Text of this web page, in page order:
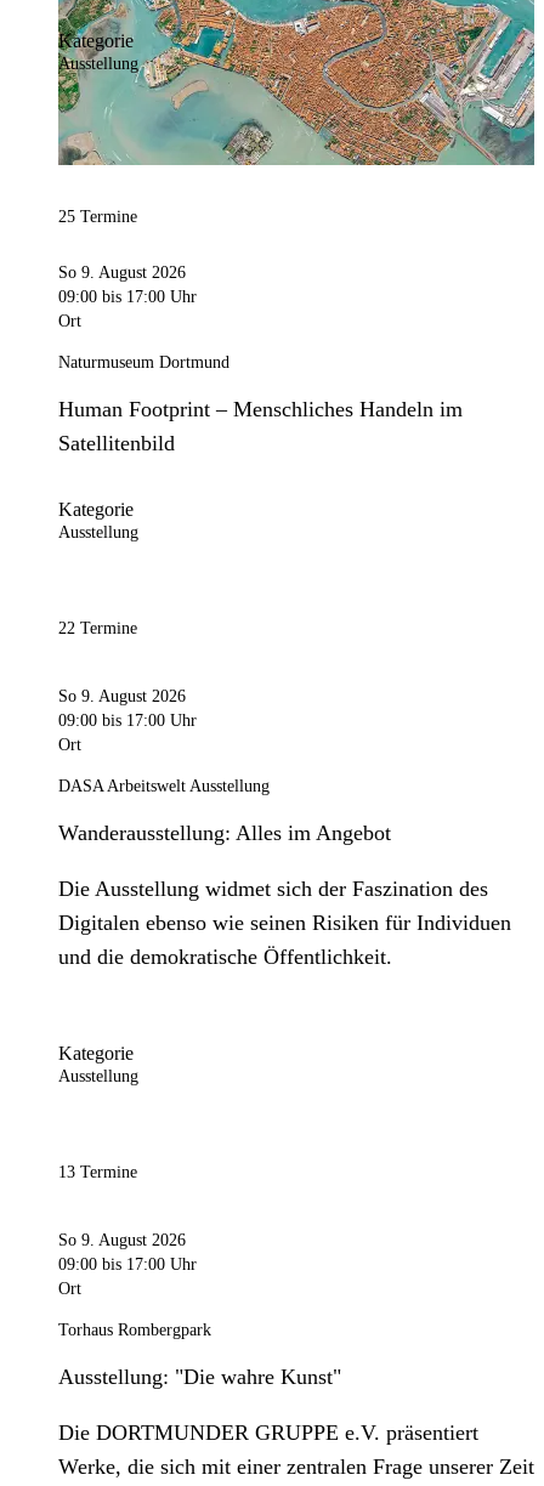
Kategorie
Ausstellung
25 Termine
So 9. August 2026
09:00 bis 17:00 Uhr
Ort
Naturmuseum Dortmund
Human Footprint – Menschliches Handeln im
Satellitenbild
Kategorie
Ausstellung
22 Termine
So 9. August 2026
09:00 bis 17:00 Uhr
Ort
DASA Arbeitswelt Ausstellung
Wanderausstellung: Alles im Angebot
Die Ausstellung widmet sich der Faszination des
Digitalen ebenso wie seinen Risiken für Individuen
und die demokratische Öffentlichkeit.
Kategorie
Ausstellung
13 Termine
So 9. August 2026
09:00 bis 17:00 Uhr
Ort
Torhaus Rombergpark
Ausstellung: "Die wahre Kunst"
Die DORTMUNDER GRUPPE e.V. präsentiert
Werke, die sich mit einer zentralen Frage unserer Zeit